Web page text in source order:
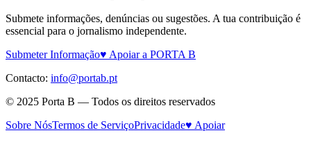
Submete informações, denúncias ou sugestões. A tua contribuição é
essencial para o jornalismo independente.
Submeter Informação♥ Apoiar a PORTA B
Contacto: info@portab.pt
© 2025 Porta B — Todos os direitos reservados
Sobre NósTermos de ServiçoPrivacidade♥ Apoiar